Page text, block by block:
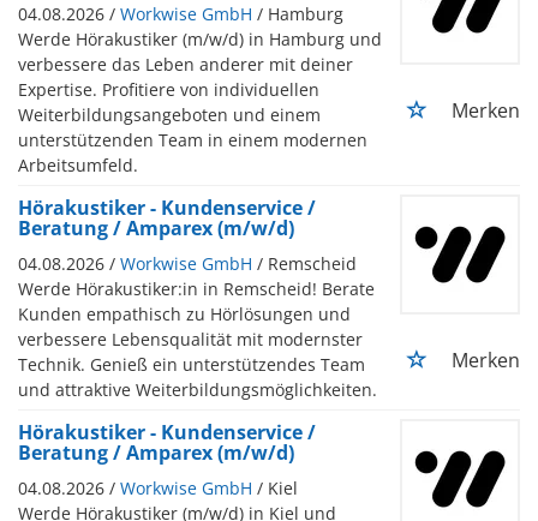
04.08.2026 / Workwise GmbH / Hamburg
Werde Hörakustiker (m/w/d) in Hamburg und
verbessere das Leben anderer mit deiner
Expertise. Profitiere von individuellen
Weiterbildungsangeboten und einem
unterstützenden Team in einem modernen
Arbeitsumfeld.
Merken
Hörakustiker - Kundenservice /
Beratung / Amparex (m/w/d)
04.08.2026 / Workwise GmbH / Remscheid
Werde Hörakustiker:in in Remscheid! Berate
Kunden empathisch zu Hörlösungen und
verbessere Lebensqualität mit modernster
Technik. Genieß ein unterstützendes Team
und attraktive Weiterbildungsmöglichkeiten.
Merken
Hörakustiker - Kundenservice /
Beratung / Amparex (m/w/d)
04.08.2026 / Workwise GmbH / Kiel
Werde Hörakustiker (m/w/d) in Kiel und